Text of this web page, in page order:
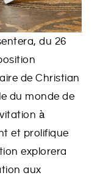
du 26
de Christian
du monde de
à
et prolifique
explorera
aux